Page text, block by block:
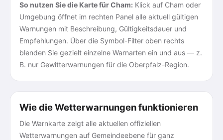
So nutzen Sie die Karte für Cham: Klick auf Cham oder
Umgebung öffnet im rechten Panel alle aktuell gültigen
Warnungen mit Beschreibung, Gültigkeitsdauer und
Empfehlungen. Über die Symbol-Filter oben rechts
blenden Sie gezielt einzelne Warnarten ein und aus — z.
B. nur Gewitterwarnungen für die Oberpfalz-Region.
Wie die Wetterwarnungen funktionieren
Die Warnkarte zeigt alle aktuellen offiziellen
Wetterwarnungen auf Gemeindeebene für ganz